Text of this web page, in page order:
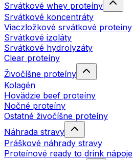
Srvátkové whey proteíny
Srvátkové koncentráty
Viaczložkové srvátkové proteíny
Srvátkové izoláty
Srvátkové hydrolyzáty
Clear proteíny
Živočíšne proteíny
Kolagén
Hovädzie beef proteíny
Nočné proteíny
Ostatné živočíšne proteíny
Náhrada stravy
Práškové náhrady stravy
Proteínové ready to drink nápoje